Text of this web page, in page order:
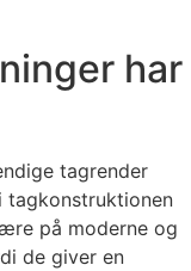
har
tagrender
tagkonstruktionen
på moderne og
de giver en